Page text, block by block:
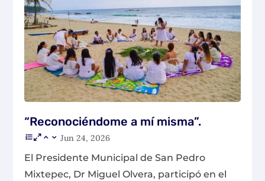
“Reconociéndome a mí misma”.
Jun 24, 2026
El Presidente Municipal de San Pedro
Mixtepec, Dr Miguel Olvera, participó en el